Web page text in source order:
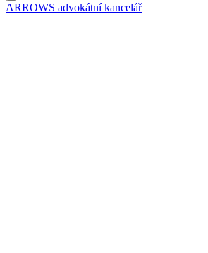
ARROWS advokátní kancelář